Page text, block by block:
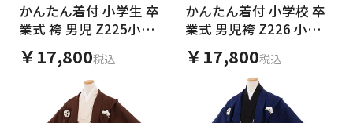
かんたん着付 小学生 卒
業式 袴 男児 Z225小町
Kids黒×ｸﾞﾚｰ袴
￥17,800税込
かんたん着付 小学校 卒
業式 男児袴 Z226 小町
Kids ｱｲﾎﾞﾘｰ×黒袴
￥17,800税込